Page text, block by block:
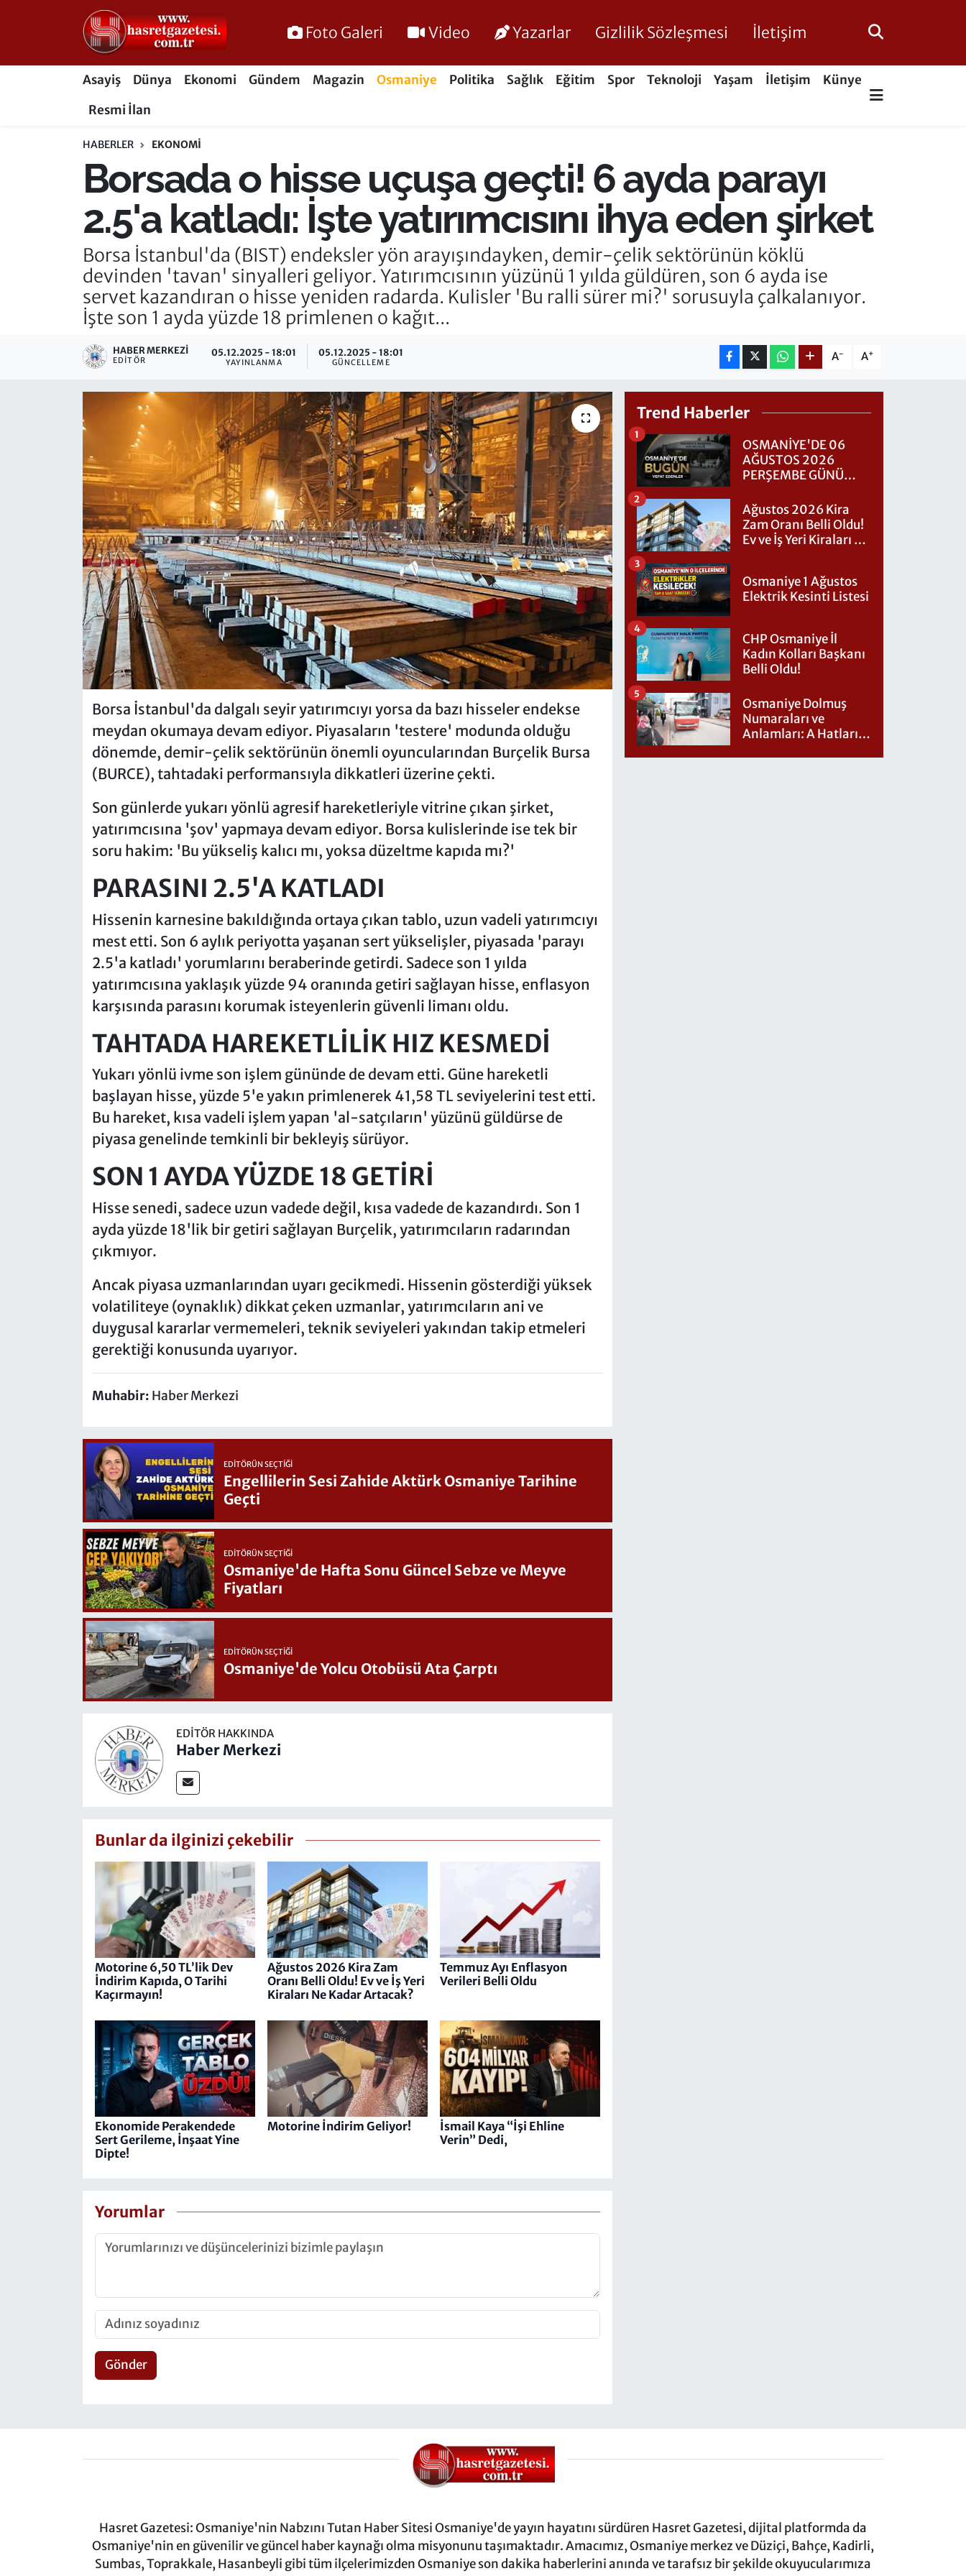
Foto Galeri Video Yazarlar Gizlilik Sözleşmesi İletişim
Asayiş Dünya Ekonomi Gündem Magazin Osmaniye Politika Sağlık Eğitim Spor Teknoloji Yaşam İletişim
Künye
Resmi İlan
HABERLER EKONOMI
Borsada o hisse uçuşa geçti! 6 ayda parayı
2.5'a katladı: İşte yatırımcısını ihya eden şirket
Borsa İstanbul'da (BIST) endeksler yön arayışındayken, demir-çelik sektörünün köklü
devinden 'tavan' sinyalleri geliyor. Yatırımcısının yüzünü 1 yılda güldüren, son 6 ayda ise
servet kazandıran o hisse yeniden radarda. Kulisler 'Bu ralli sürer mi?' sorusuyla çalkalanıyor.
İşte son 1 ayda yüzde 18 primlenen o kağıt...
HABER MERKEZI
EDITÖR
05.12.2025 - 18:01
YAYINLANMA
05.12.2025 - 18:01
GÜNCELLEME A- A+
Borsa İstanbul'da dalgalı seyir yatırımcıyı yorsa da bazı hisseler endekse
meydan okumaya devam ediyor. Piyasaların 'testere' modunda olduğu
dönemde, demir-çelik sektörünün önemli oyuncularından Burçelik Bursa
(BURCE), tahtadaki performansıyla dikkatleri üzerine çekti.
Son günlerde yukarı yönlü agresif hareketleriyle vitrine çıkan şirket,
yatırımcısına 'şov' yapmaya devam ediyor. Borsa kulislerinde ise tek bir
soru hakim: 'Bu yükseliş kalıcı mı, yoksa düzeltme kapıda mı?'
PARASINI 2.5'A KATLADI
Hissenin karnesine bakıldığında ortaya çıkan tablo, uzun vadeli yatırımcıyı
mest etti. Son 6 aylık periyotta yaşanan sert yükselişler, piyasada 'parayı
2.5'a katladı' yorumlarını beraberinde getirdi. Sadece son 1 yılda
yatırımcısına yaklaşık yüzde 94 oranında getiri sağlayan hisse, enflasyon
karşısında parasını korumak isteyenlerin güvenli limanı oldu.
TAHTADA HAREKETLİLİK HIZ KESMEDİ
Yukarı yönlü ivme son işlem gününde de devam etti. Güne hareketli
başlayan hisse, yüzde 5'e yakın primlenerek 41,58 TL seviyelerini test etti.
Bu hareket, kısa vadeli işlem yapan 'al-satçıların' yüzünü güldürse de
piyasa genelinde temkinli bir bekleyiş sürüyor.
SON 1 AYDA YÜZDE 18 GETİRİ
Hisse senedi, sadece uzun vadede değil, kısa vadede de kazandırdı. Son 1
ayda yüzde 18'lik bir getiri sağlayan Burçelik, yatırımcıların radarından
çıkmıyor.
Ancak piyasa uzmanlarından uyarı gecikmedi. Hissenin gösterdiği yüksek
volatiliteye (oynaklık) dikkat çeken uzmanlar, yatırımcıların ani ve
duygusal kararlar vermemeleri, teknik seviyeleri yakından takip etmeleri
gerektiği konusunda uyarıyor.
Muhabir: Haber Merkezi
EDITÖRÜN SEÇTIĞI
Engellilerin Sesi Zahide Aktürk Osmaniye Tarihine
Geçti
EDITÖRÜN SEÇTIĞI
Osmaniye'de Hafta Sonu Güncel Sebze ve Meyve
Fiyatları
EDITÖRÜN SEÇTIĞI
Osmaniye'de Yolcu Otobüsü Ata Çarptı
EDITÖR HAKKINDA
Haber Merkezi
Bunlar da ilginizi çekebilir
Motorine 6,50 TL’lik Dev
İndirim Kapıda, O Tarihi
Kaçırmayın!
Ağustos 2026 Kira Zam
Oranı Belli Oldu! Ev ve İş Yeri
Kiraları Ne Kadar Artacak?
Temmuz Ayı Enflasyon
Verileri Belli Oldu
Ekonomide Perakendede
Sert Gerileme, İnşaat Yine
Dipte!
Motorine İndirim Geliyor!
İsmail Kaya “İşi Ehline
Verin” Dedi,
Yorumlar
Gönder
Trend Haberler
OSMANİYE'DE 06
AĞUSTOS 2026
PERŞEMBE GÜNÜ
1
Ağustos 2026 Kira
Zam Oranı Belli Oldu!
Ev ve İş Yeri Kiraları Ne
2
Osmaniye 1 Ağustos
Elektrik Kesinti Listesi
3
CHP Osmaniye İl
Kadın Kolları Başkanı
Belli Oldu!
4
Osmaniye Dolmuş
Numaraları ve
Anlamları: A Hatları
5
Hasret Gazetesi: Osmaniye'nin Nabzını Tutan Haber Sitesi Osmaniye'de yayın hayatını sürdüren Hasret Gazetesi, dijital platformda da
Osmaniye'nin en güvenilir ve güncel haber kaynağı olma misyonunu taşımaktadır. Amacımız, Osmaniye merkez ve Düziçi, Bahçe, Kadirli,
Sumbas, Toprakkale, Hasanbeyli gibi tüm ilçelerimizden Osmaniye son dakika haberlerini anında ve tarafsız bir şekilde okuyucularımıza
Osmaniye Nöbetçi Eczaneler
Osmaniye Hava Durumu
Süper Lig Puan Durumu ve Fikstür
Son Dakika Haberleri
Haber Arşivi